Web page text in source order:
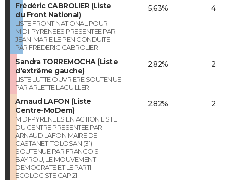
Frédéric CABROLIER (Liste
du Front National)
LISTE FRONT NATIONAL POUR
MIDI-PYRENEES PRESENTEE PAR
JEAN-MARIE LE PEN CONDUITE
PAR FREDERIC CABROLIER
5,63% 4
Sandra TORREMOCHA (Liste
d'extrême gauche)
LISTE LUTTE OUVRIERE SOUTENUE
PAR ARLETTE LAGUILLER
2,82% 2
Arnaud LAFON (Liste
Centre-MoDem)
MIDI-PYRENEES EN ACTION LISTE
DU CENTRE PRESENTEE PAR
ARNAUD LAFON MAIRE DE
CASTANET-TOLOSAN (31)
SOUTENUE PAR FRANCOIS
BAYROU, LE MOUVEMENT
DEMOCRATE ET LE PARTI
ECOLOGISTE CAP 21
2,82% 2